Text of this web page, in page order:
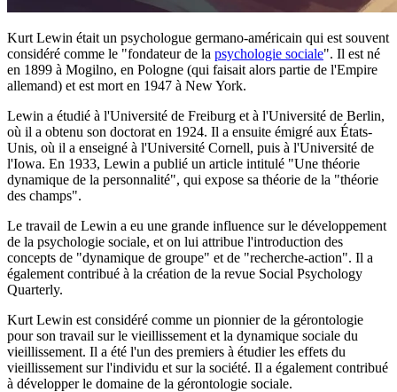
Kurt Lewin était un psychologue germano-américain qui est souvent
considéré comme le "fondateur de la psychologie sociale". Il est né
en 1899 à Mogilno, en Pologne (qui faisait alors partie de l'Empire
allemand) et est mort en 1947 à New York.
Lewin a étudié à l'Université de Freiburg et à l'Université de Berlin,
où il a obtenu son doctorat en 1924. Il a ensuite émigré aux États-
Unis, où il a enseigné à l'Université Cornell, puis à l'Université de
l'Iowa. En 1933, Lewin a publié un article intitulé "Une théorie
dynamique de la personnalité", qui expose sa théorie de la "théorie
des champs".
Le travail de Lewin a eu une grande influence sur le développement
de la psychologie sociale, et on lui attribue l'introduction des
concepts de "dynamique de groupe" et de "recherche-action". Il a
également contribué à la création de la revue Social Psychology
Quarterly.
Kurt Lewin est considéré comme un pionnier de la gérontologie
pour son travail sur le vieillissement et la dynamique sociale du
vieillissement. Il a été l'un des premiers à étudier les effets du
vieillissement sur l'individu et sur la société. Il a également contribué
à développer le domaine de la gérontologie sociale.